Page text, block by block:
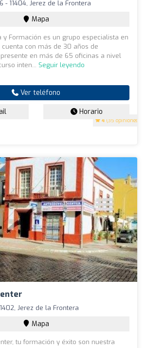
4 (35 opiniones)
- 11404, Jerez de la Frontera
Mapa
y Formación es un grupo especialista en
con más de 30 años de
en más de 65 oficinas a nivel
inten... Seguir leyendo
Ver teléfono
Horario
Jerez de la Frontera
Mapa
tu formación y éxito son nuestra